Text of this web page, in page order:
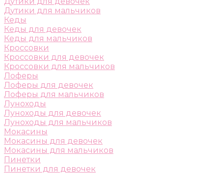
Дутики для мальчиков
Кеды
Кеды для девочек
Кеды для мальчиков
Кроссовки
Кроссовки для девочек
Кроссовки для мальчиков
Лоферы
Лоферы для девочек
Лоферы для мальчиков
Луноходы
Луноходы для девочек
Луноходы для мальчиков
Мокасины
Мокасины для девочек
Мокасины для мальчиков
Пинетки
Пинетки для девочек